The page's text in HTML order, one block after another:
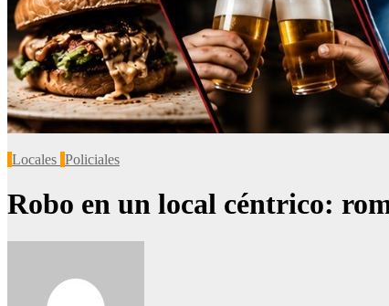
Locales Policiales
Robo en un local céntrico: